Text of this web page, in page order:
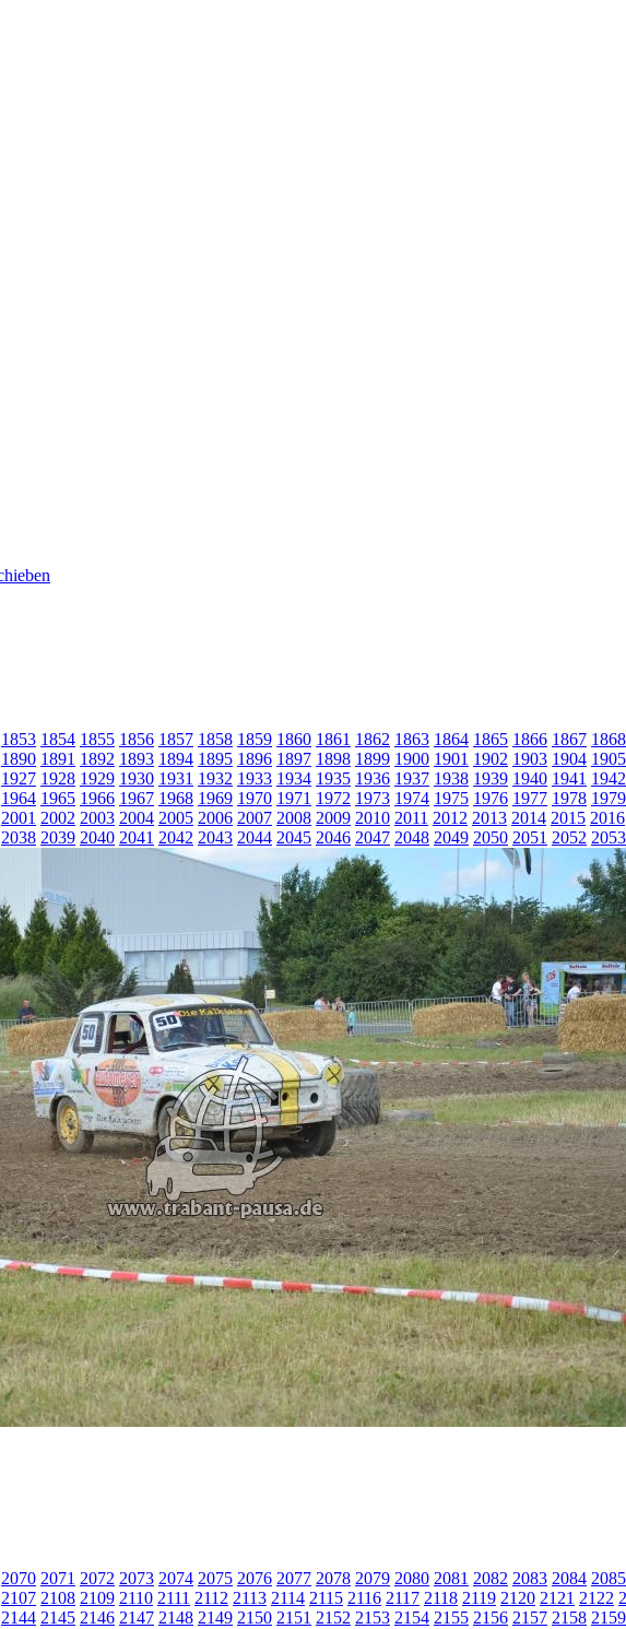
1853 1854 1855 1856 1857 1858 1859 1860 1861 1862 1863 1864 1865 1866 1867 1868
1890 1891 1892 1893 1894 1895 1896 1897 1898 1899 1900 1901 1902 1903 1904 1905
1927 1928 1929 1930 1931 1932 1933 1934 1935 1936 1937 1938 1939 1940 1941 1942
1964 1965 1966 1967 1968 1969 1970 1971 1972 1973 1974 1975 1976 1977 1978 1979
2001 2002 2003 2004 2005 2006 2007 2008 2009 2010 2011 2012 2013 2014 2015 2016
2038 2039 2040 2041 2042 2043 2044 2045 2046 2047 2048 2049 2050 2051 2052 2053
2070 2071 2072 2073 2074 2075 2076 2077 2078 2079 2080 2081 2082 2083 2084 2085
2107 2108 2109 2110 2111 2112 2113 2114 2115 2116 2117 2118 2119 2120 2121 2122
2144 2145 2146 2147 2148 2149 2150 2151 2152 2153 2154 2155 2156 2157 2158 2159